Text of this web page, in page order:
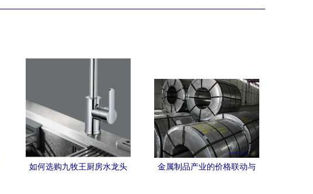
如何选购九牧王厨房水龙头
金属制品产业的价格联动与